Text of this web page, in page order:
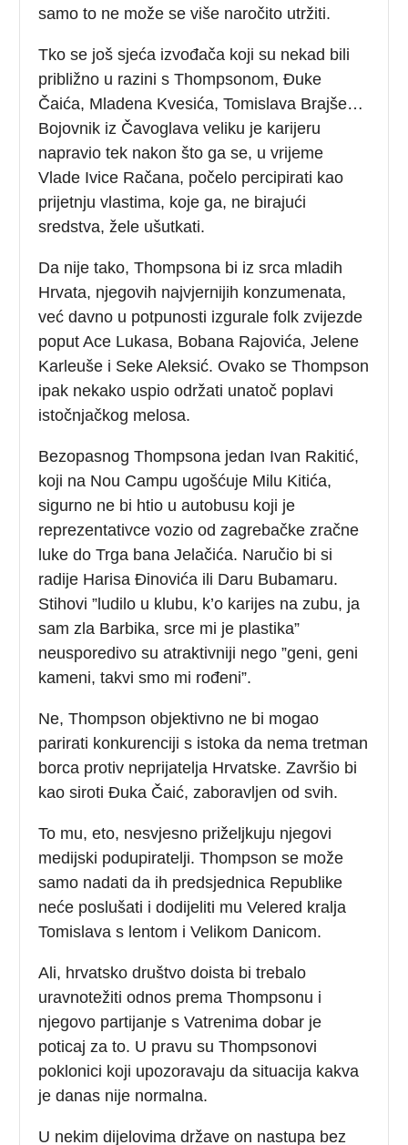
samo to ne može se više naročito utržiti.
Tko se još sjeća izvođača koji su nekad bili
približno u razini s Thompsonom, Đuke
Čaića, Mladena Kvesića, Tomislava Brajše…
Bojovnik iz Čavoglava veliku je karijeru
napravio tek nakon što ga se, u vrijeme
Vlade Ivice Račana, počelo percipirati kao
prijetnju vlastima, koje ga, ne birajući
sredstva, žele ušutkati.
Da nije tako, Thompsona bi iz srca mladih
Hrvata, njegovih najvjernijih konzumenata,
već davno u potpunosti izgurale folk zvijezde
poput Ace Lukasa, Bobana Rajovića, Jelene
Karleuše i Seke Aleksić. Ovako se Thompson
ipak nekako uspio održati unatoč poplavi
istočnjačkog melosa.
Bezopasnog Thompsona jedan Ivan Rakitić,
koji na Nou Campu ugošćuje Milu Kitića,
sigurno ne bi htio u autobusu koji je
reprezentativce vozio od zagrebačke zračne
luke do Trga bana Jelačića. Naručio bi si
radije Harisa Đinovića ili Daru Bubamaru.
Stihovi ”ludilo u klubu, k’o karijes na zubu, ja
sam zla Barbika, srce mi je plastika”
neusporedivo su atraktivniji nego ”geni, geni
kameni, takvi smo mi rođeni”.
Ne, Thompson objektivno ne bi mogao
parirati konkurenciji s istoka da nema tretman
borca protiv neprijatelja Hrvatske. Završio bi
kao siroti Đuka Čaić, zaboravljen od svih.
To mu, eto, nesvjesno priželjkuju njegovi
medijski podupiratelji. Thompson se može
samo nadati da ih predsjednica Republike
neće poslušati i dodijeliti mu Velered kralja
Tomislava s lentom i Velikom Danicom.
Ali, hrvatsko društvo doista bi trebalo
uravnotežiti odnos prema Thompsonu i
njegovo partijanje s Vatrenima dobar je
poticaj za to. U pravu su Thompsonovi
poklonici koji upozoravaju da situacija kakva
je danas nije normalna.
U nekim dijelovima države on nastupa bez